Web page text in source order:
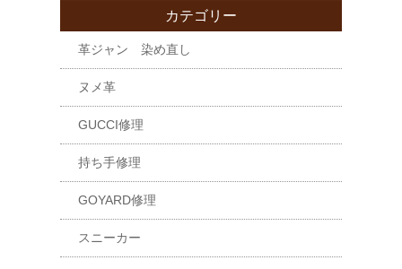
カテゴリー
革ジャン 染め直し
ヌメ革
GUCCI修理
持ち手修理
GOYARD修理
スニーカー